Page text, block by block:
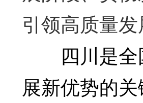
引领高质量
四川是全
展新优势的